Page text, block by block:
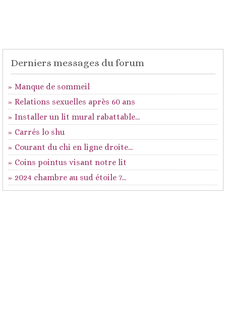
Derniers messages du forum
Manque de sommeil
Relations sexuelles après 60 ans
Installer un lit mural rabattable...
Carrés lo shu
Courant du chi en ligne droite...
Coins pointus visant notre lit
2024 chambre au sud étoile 7...